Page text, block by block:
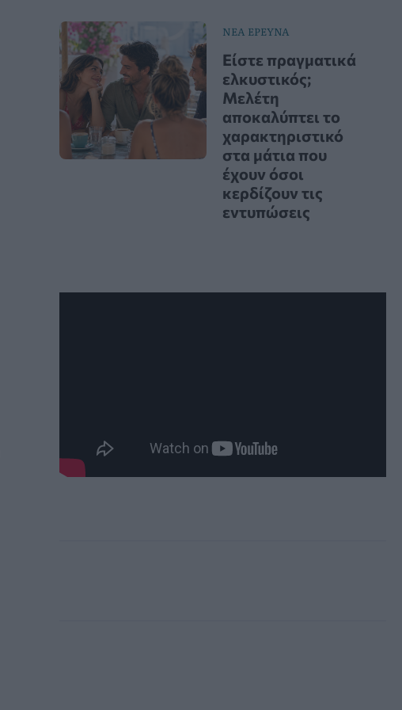
ΝΕΑ ΕΡΕΥΝΑ
Είστε πραγματικά
ελκυστικός;
Μελέτη
αποκαλύπτει το
χαρακτηριστικό
στα μάτια που
έχουν όσοι
κερδίζουν τις
εντυπώσεις